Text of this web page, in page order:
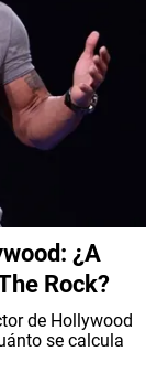
¿A
Rock?
de Hollywood
se calcula